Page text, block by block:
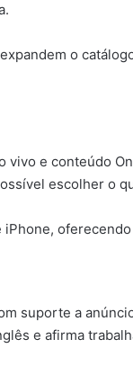
o
e conteúdo
escolher o
suporte a
e afirma